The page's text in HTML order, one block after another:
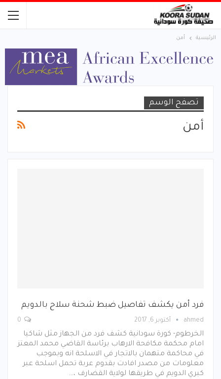
الرئيسية أمن
تصفح الوسم
أمن
فرد أمن يكشف تفاصيل ضبط شحنة سلاح بالدويم
ahmed أكتوبر 6, 2017
الخرطوم- كورة سودانية كشف فرد من الجهاز مثل شاكيا
امام محكمة مكافحة الارهاب برئاسة القاضي محمد المعتز
في محاكمة متهمان بالاتجار في الاسلحة انه وبموجب
معلومات من مصدر افادت بقدوم عربة تحمل اسلحة عبر
كبري الدويم في طريقها لولاية القضارف ،…